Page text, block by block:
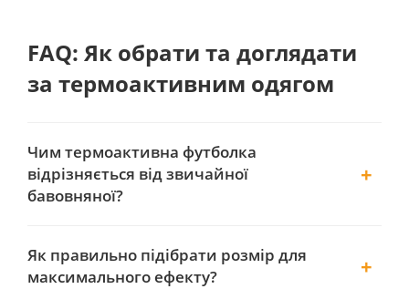
FAQ: Як обрати та доглядати
за термоактивним одягом
Чим термоактивна футболка
відрізняється від звичайної
бавовняної?
Як правильно підібрати розмір для
максимального ефекту?